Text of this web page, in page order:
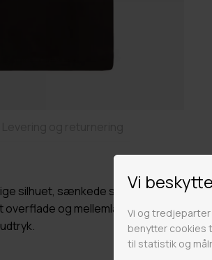
silhuet, sænkede skuldre og
overflade og mellemlange